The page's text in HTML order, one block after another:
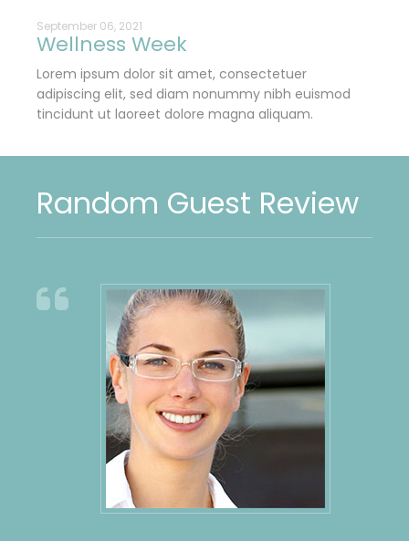
September 06, 2021
Wellness Week
Lorem ipsum dolor sit amet, consectetuer
adipiscing elit, sed diam nonummy nibh euismod
tincidunt ut laoreet dolore magna aliquam.
Random Guest Review